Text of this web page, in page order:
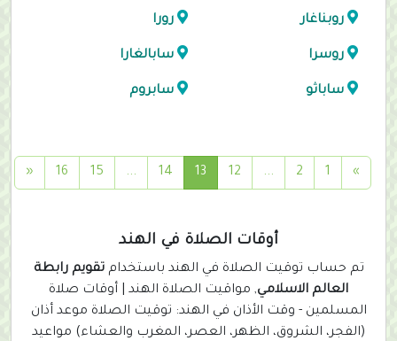
روبناغار رورا
روسرا سابالغارا
ساباثو سابروم
»
1
2
...
12
13
(
c
r
14
...
15
16
«
أوقات الصلاة في الهند
تم حساب توقيت الصلاة في الهند باستخدامتقويم رابطة
العالم الاسلامي, مواقيت الصلاة الهند | أوقات صلاة
المسلمين - وقت الأذان في الهند: توقيت الصلاة موعد أذان
(الفجر، الشروق، الظهر، العصر، المغرب والعشاء) مواعيد